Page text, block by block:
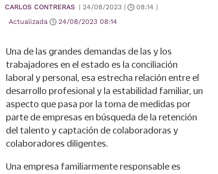
CARLOS CONTRERAS | 24/08/2023 | 08:14 |
Actualizada
24/08/2023 08:14
Una de las grandes demandas de las y los
trabajadores en el estado es la conciliación
laboral y personal, esa estrecha relación entre el
desarrollo profesional y la estabilidad familiar, un
aspecto que pasa por la toma de medidas por
parte de empresas en búsqueda de la retención
del talento y captación de colaboradoras y
colaboradores diligentes.
Una empresa familiarmente responsable es